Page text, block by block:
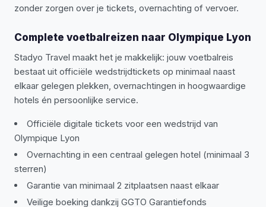
zonder zorgen over je tickets, overnachting of vervoer.
Complete voetbalreizen naar Olympique Lyon
Stadyo Travel maakt het je makkelijk: jouw voetbalreis
bestaat uit officiële wedstrijdtickets op minimaal naast
elkaar gelegen plekken, overnachtingen in hoogwaardige
hotels én persoonlijke service.
Officiële digitale tickets voor een wedstrijd van
Olympique Lyon
Overnachting in een centraal gelegen hotel (minimaal 3
sterren)
Garantie van minimaal 2 zitplaatsen naast elkaar
Veilige boeking dankzij GGTO Garantiefonds